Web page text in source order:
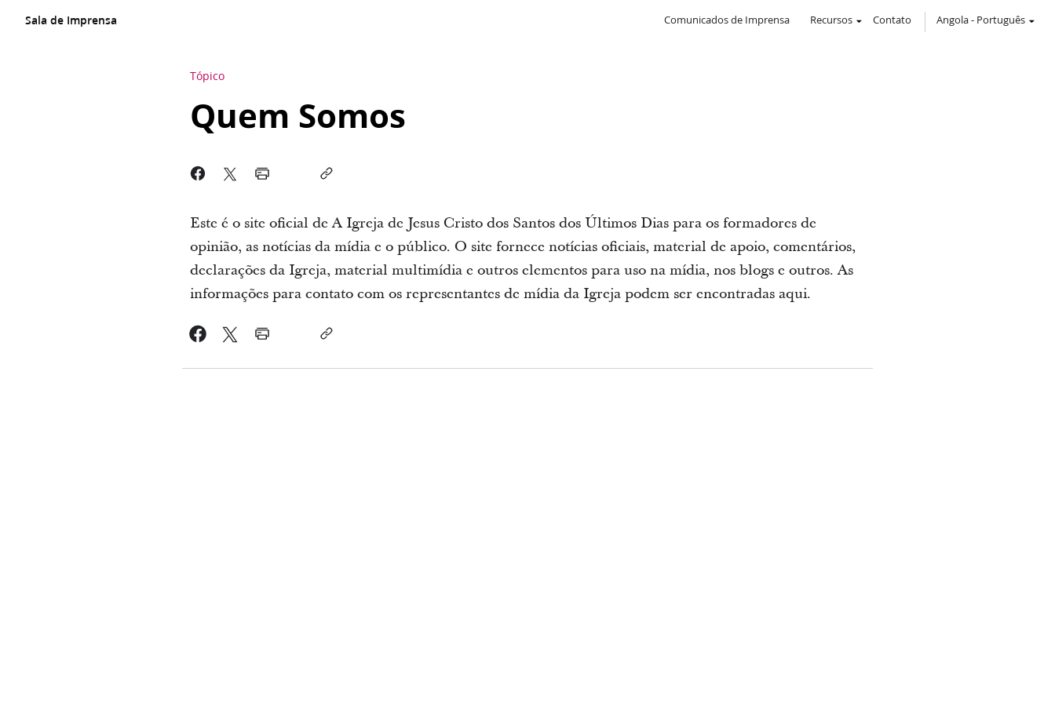
Sala de Imprensa Comunicados de Imprensa Recursos Contato Angola- Português
Tópico
Quem Somos
Este é o site oficial de A Igreja de Jesus Cristo dos Santos dos Últimos Dias para os formadores de
opinião, as notícias da mídia e o público. O site fornece notícias oficiais, material de apoio, comentários,
declarações da Igreja, material multimídia e outros elementos para uso na mídia, nos blogs e outros. As
informações para contato com os representantes de mídia da Igreja podem ser encontradas aqui.